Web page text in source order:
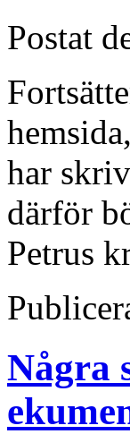
Postat
har
därför
Petrus
Några